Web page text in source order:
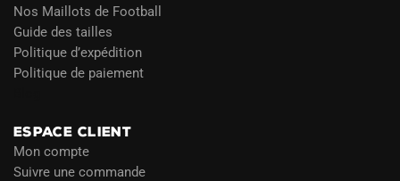
Nos Maillots de Football
Guide des tailles
Politique d’expédition
Politique de paiement
ESPACE CLIENT
Mon compte
Suivre une commande